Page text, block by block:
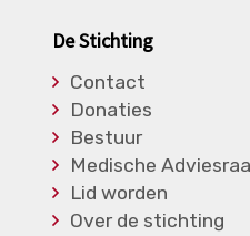
De Stichting
Contact
Donaties
Bestuur
Medische
Lid worden
Over de stichting